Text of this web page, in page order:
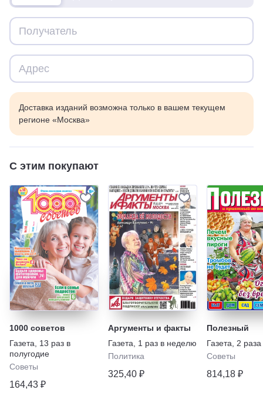
Доставка изданий возможна только в вашем текущем
регионе «Москва»
С этим покупают
1000 советов
Газета
13 раз в
полугодие
Советы
164,43 ₽
Аргументы и факты
Газета
1 раз в неделю
Политика
325,40 ₽
Полезный
Газета
2
Советы
814,18 ₽